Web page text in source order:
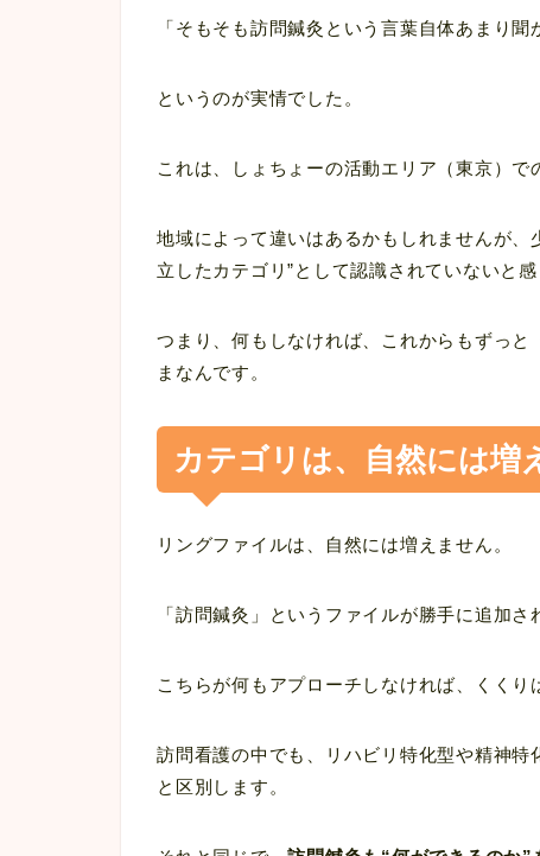
「そもそも訪問鍼灸という言葉自体あまり聞
というのが実情でした。
これは、しょちょーの活動エリア（東京）で
地域によって違いはあるかもしれませんが
立したカテゴリ”として認識されていないと感
つまり、何もしなければ、これからもずっ
まなんです。
カテゴリは、自然には増
リングファイルは、自然には増えません。
「訪問鍼灸」というファイルが勝手に追加さ
こちらが何もアプローチしなければ、くくり
訪問看護の中でも、リハビリ特化型や精神
と区別します。